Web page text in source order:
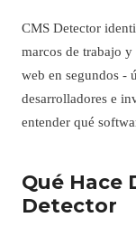
CMS Detector
marcos de trabajo
web en segundos -
desarrolladores e
entender qué
Qué Hace
Detector